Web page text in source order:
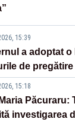
15:39
a adoptat
de
15:18
Păcuraru:
investigarea